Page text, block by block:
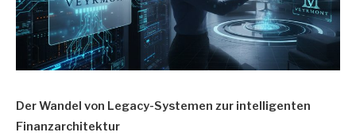
Der Wandel von Legacy-Systemen zur intelligenten
Finanzarchitektur